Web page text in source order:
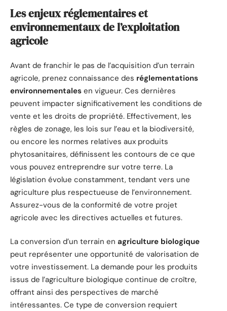
Les enjeux réglementaires et
environnementaux de l’exploitation
agricole
Avant de franchir le pas de l’acquisition d’un terrain
agricole, prenez connaissance des réglementations
environnementales en vigueur. Ces dernières
peuvent impacter significativement les conditions de
vente et les droits de propriété. Effectivement, les
règles de zonage, les lois sur l’eau et la biodiversité,
ou encore les normes relatives aux produits
phytosanitaires, définissent les contours de ce que
vous pouvez entreprendre sur votre terre. La
législation évolue constamment, tendant vers une
agriculture plus respectueuse de l’environnement.
Assurez-vous de la conformité de votre projet
agricole avec les directives actuelles et futures.
La conversion d’un terrain en agriculture biologique
peut représenter une opportunité de valorisation de
votre investissement. La demande pour les produits
issus de l’agriculture biologique continue de croître,
offrant ainsi des perspectives de marché
intéressantes. Ce type de conversion requiert